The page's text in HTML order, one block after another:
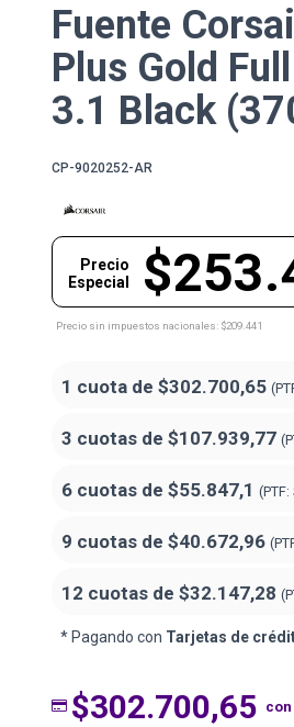
Fuente
Plus Gold
3.1 Black
CP-9020252-AR
Precio
Especial
Precio sin impuestos nacionales: $209.441
1 cuota de $302.700,65
3 cuotas de $107.939,77
6 cuotas de $55.847,1 (PTF:
9 cuotas de $40.672,96
12 cuotas de $32.147,28
* Pagando con Tarjetas de
$302.700,65 con